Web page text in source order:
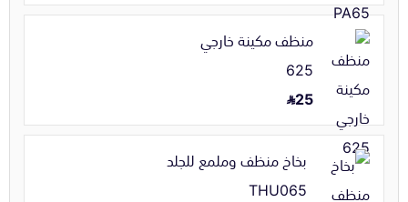
منظف مكينة خارجي
625
25
بخاخ منظف وملمع للجلد
THU065